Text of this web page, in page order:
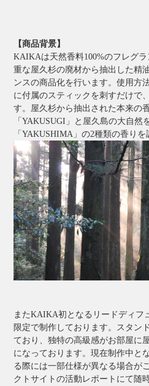
【商品背景】
KAIKAは天然香料100%のフレグ
重な屋久杉の廃材から抽出した精
ンスの商品化を行います。使用方
に付属のスティックを刺すだけで
す。屋久杉から抽出された本来の
「YAKUSUGI」と屋久島の大自然
「YAKUSHIMA」の2種類の香りを
またKAIKA初となるリードディフ
限定で制作しております。スタン
ており、独特の高級感がお部屋に
になっております。現在制作中と
る際には一部仕様が異なる場合が
クトサイトの活動レポートにて随